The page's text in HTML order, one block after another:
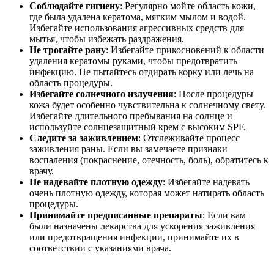
Соблюдайте гигиену: Регулярно мойте область кожи,
где была удалена кератома, мягким мылом и водой.
Избегайте использования агрессивных средств для
мытья, чтобы избежать раздражения.
Не трогайте рану: Избегайте прикосновений к области
удаления кератомы руками, чтобы предотвратить
инфекцию. Не пытайтесь отдирать корку или лечь на
область процедуры.
Избегайте солнечного излучения: После процедуры
кожа будет особенно чувствительна к солнечному свету.
Избегайте длительного пребывания на солнце и
используйте солнцезащитный крем с высоким SPF.
Следите за заживлением: Отслеживайте процесс
заживления раны. Если вы замечаете признаки
воспаления (покраснение, отечность, боль), обратитесь к
врачу.
Не надевайте плотную одежду: Избегайте надевать
очень плотную одежду, которая может натирать область
процедуры.
Принимайте предписанные препараты: Если вам
были назначены лекарства для ускорения заживления
или предотвращения инфекции, принимайте их в
соответствии с указаниями врача.